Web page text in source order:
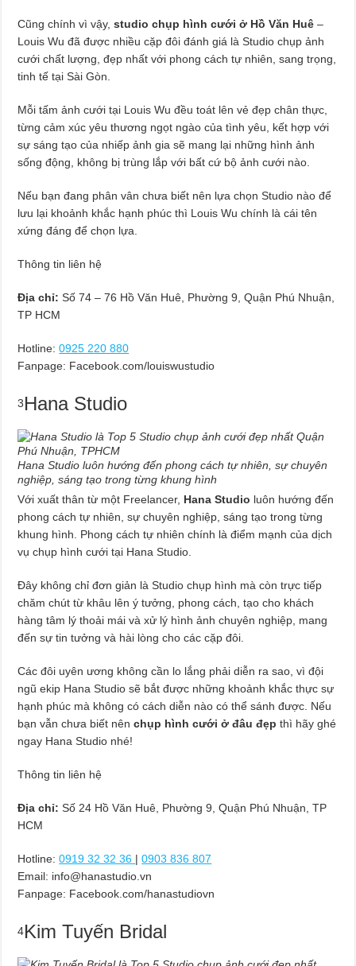
Cũng chính vì vậy,studio chụp hình cưới ở Hồ Văn Huê –
Louis Wu đã được nhiều cặp đôi đánh giá là Studio chụp ảnh
cưới chất lượng, đẹp nhất với phong cách tự nhiên, sang trọng,
tinh tế tại Sài Gòn.
Mỗi tấm ảnh cưới tại Louis Wu đều toát lên vẻ đẹp chân thực,
từng cảm xúc yêu thương ngọt ngào của tình yêu, kết hợp với
sự sáng tạo của nhiếp ảnh gia sẽ mang lại những hình ảnh
sống động, không bị trùng lắp với bất cứ bộ ảnh cưới nào.
Nếu bạn đang phân vân chưa biết nên lựa chọn Studio nào để
lưu lại khoảnh khắc hạnh phúc thì Louis Wu chính là cái tên
xứng đáng để chọn lựa.
Thông tin liên hệ
Địa chỉ: Số 74 – 76 Hồ Văn Huê, Phường 9, Quận Phú Nhuận,
TP HCM
Hotline: 0925 220 880
Fanpage: Facebook.com/louiswustudio
3Hana Studio
Hana Studio luôn hướng đến phong cách tự nhiên, sự chuyên
nghiệp, sáng tạo trong từng khung hình
Với xuất thân từ một Freelancer, Hana Studio luôn hướng đến
phong cách tự nhiên, sự chuyên nghiệp, sáng tạo trong từng
khung hình. Phong cách tự nhiên chính là điểm mạnh của dịch
vụ chụp hình cưới tại Hana Studio.
Đây không chỉ đơn giản là Studio chụp hình mà còn trực tiếp
chăm chút từ khâu lên ý tưởng, phong cách, tạo cho khách
hàng tâm lý thoải mái và xử lý hình ảnh chuyên nghiệp, mang
đến sự tin tưởng và hài lòng cho các cặp đôi.
Các đôi uyên ương không cần lo lắng phải diễn ra sao, vì đội
ngũ ekip Hana Studio sẽ bắt được những khoảnh khắc thực sự
hạnh phúc mà không có cách diễn nào có thể sánh được. Nếu
bạn vẫn chưa biết nênchụp hình cưới ở đâu đẹp thì hãy ghé
ngay Hana Studio nhé!
Thông tin liên hệ
Địa chỉ: Số 24 Hồ Văn Huê, Phường 9, Quận Phú Nhuận, TP
HCM
Hotline: 0919 32 32 36 |0903 836 807
Email: info@hanastudio.vn
Fanpage: Facebook.com/hanastudiovn
4Kim Tuyến Bridal